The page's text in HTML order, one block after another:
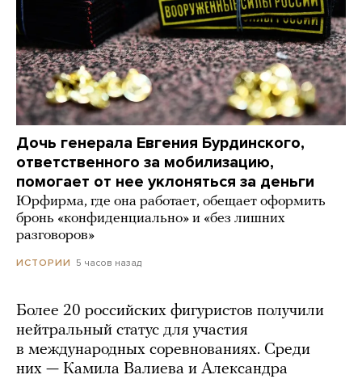
Дочь генерала Евгения Бурдинского,
ответственного за мобилизацию,
помогает от нее уклоняться за деньги
Юрфирма, где она работает, обещает оформить
бронь «конфиденциально» и «без лишних
разговоров»
ИСТОРИИ 5 часов назад
Более 20 российских фигуристов получили
нейтральный статус для участия
в международных соревнованиях. Среди
них — Камила Валиева и Александра